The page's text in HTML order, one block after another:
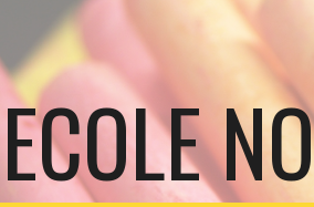
Skip to main content
ECOLE